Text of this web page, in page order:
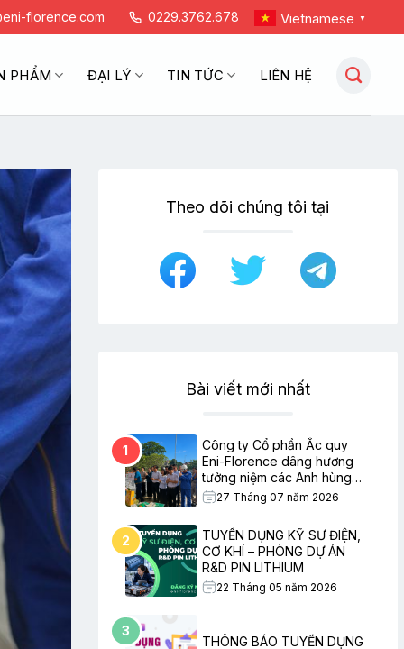
florence.com 0229.3762.678 Vietnamese ▼
PHẨM ĐẠI LÝ TIN TỨC LIÊN HỆ
Theo dõi chúng tôi tại
Bài viết mới nhất
1
Công ty Cổ phần Ắc quy
Eni-Florence dâng hương
tưởng niệm các Anh hùng
Liệt sĩ nhân ngày Thương
27 Tháng 07 năm 2026
2
TUYỂN DỤNG KỸ SƯ ĐIỆN,
CƠ KHÍ – PHÒNG DỰ ÁN
R&D PIN LITHIUM
22 Tháng 05 năm 2026
3
THÔNG BÁO TUYỂN DỤNG